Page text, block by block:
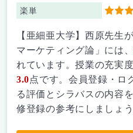
楽単 3
【亜細亜大学】西原先生
マーケティング論」には
れています。授業の充実
3.0点です。会員登録・ロ
る評価とシラバスの内容
修登録の参考にしましょう